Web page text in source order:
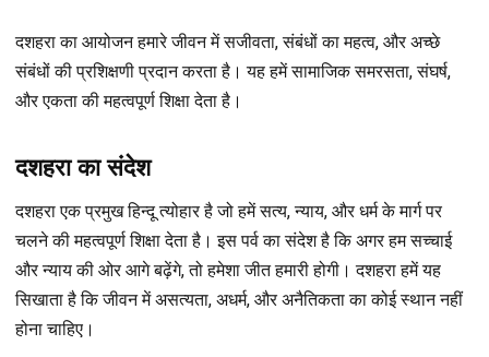
दशहरा का आयोजन हमारे जीवन में सजीवता, संबंधों का महत्व, और अच्छे
संबंधों की प्रशिक्षणी प्रदान करता है। यह हमें सामाजिक समरसता, संघर्ष,
और एकता की महत्वपूर्ण शिक्षा देता है।
दशहरा का संदेश
दशहरा एक प्रमुख हिन्दू त्योहार है जो हमें सत्य, न्याय, और धर्म के मार्ग पर
चलने की महत्वपूर्ण शिक्षा देता है। इस पर्व का संदेश है कि अगर हम सच्चाई
और न्याय की ओर आगे बढ़ेंगे, तो हमेशा जीत हमारी होगी। दशहरा हमें यह
सिखाता है कि जीवन में असत्यता, अधर्म, और अनैतिकता का कोई स्थान नहीं
होना चाहिए।